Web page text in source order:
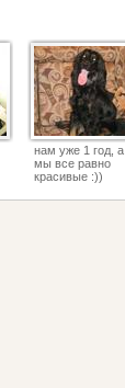
нам уже 1 год, а
мы все равно
красивые :))